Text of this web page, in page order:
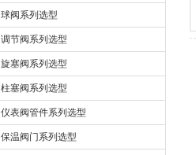
球阀系列选型
调节阀系列选型
旋塞阀系列选型
柱塞阀系列选型
仪表阀管件系列选型
保温阀门系列选型